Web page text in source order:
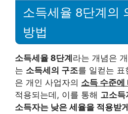
소득세율 8단계의
방법
소득세율 8단계 라는 개념은
는 소득세의 구조를 일컫는 표
은 개인 사업자의 소득 수준에
적용되는데, 이를 통해 고소득
소득자는 낮은 세율을 적용받게